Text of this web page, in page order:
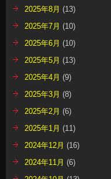
2025年8月 (13)
2025年7月 (10)
2025年6月 (10)
2025年5月 (13)
2025年4月 (9)
2025年3月 (8)
2025年2月 (6)
2025年1月 (11)
2024年12月 (16)
2024年11月 (6)